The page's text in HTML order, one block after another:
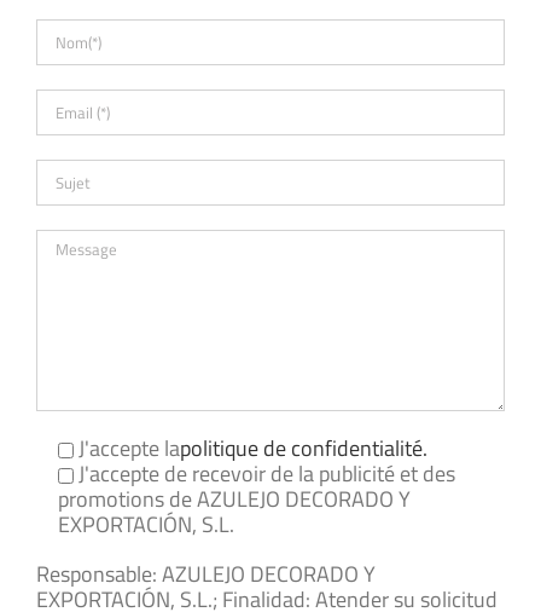
J'accepte lapolitique de confidentialité.
J'accepte de recevoir de la publicité et des
promotions de AZULEJO DECORADO Y
EXPORTACIÓN, S.L.
Responsable: AZULEJO DECORADO Y
EXPORTACIÓN, S.L.; Finalidad: Atender su solicitud